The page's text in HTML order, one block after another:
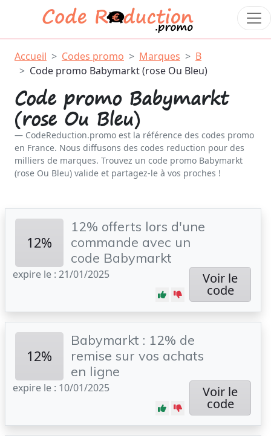
Accueil Codes promo Marques
B
Code promo Babymarkt (rose Ou Bleu)
Code promo Babymarkt
(rose Ou Bleu)
CodeReduction.promo est la référence des codes promo
en France. Nous diffusons des codes reduction pour des
milliers de marques. Trouvez un code promo Babymarkt
(rose Ou Bleu) valide et partagez-le à vos proches !
12%
12% offerts lors d'une
commande avec un
code Babymarkt
expire le : 21/01/2025 Voir le
code
12%
Babymarkt : 12% de
remise sur vos achats
en ligne
expire le : 10/01/2025 Voir le
code